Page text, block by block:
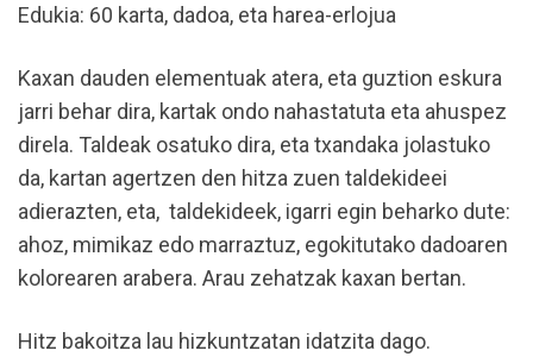
Edukia: 60 karta, dadoa, eta harea-erlojua
Kaxan dauden elementuak atera, eta guztion eskura
jarri behar dira, kartak ondo nahastatuta eta ahuspez
direla. Taldeak osatuko dira, eta txandaka jolastuko
da, kartan agertzen den hitza zuen taldekideei
adierazten, eta, taldekideek, igarri egin beharko dute:
ahoz, mimikaz edo marraztuz, egokitutako dadoaren
kolorearen arabera. Arau zehatzak kaxan bertan.
Hitz bakoitza lau hizkuntzatan idatzita dago.